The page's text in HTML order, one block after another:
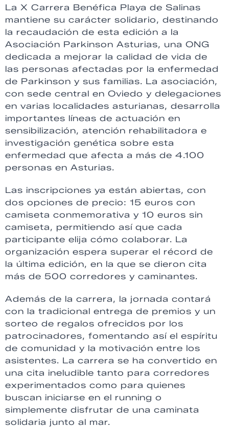
La X Carrera Benéfica Playa de Salinas
mantiene su carácter solidario, destinando
la recaudación de esta edición a la
Asociación Parkinson Asturias, una ONG
dedicada a mejorar la calidad de vida de
las personas afectadas por la enfermedad
de Parkinson y sus familias. La asociación,
con sede central en Oviedo y delegaciones
en varias localidades asturianas, desarrolla
importantes líneas de actuación en
sensibilización, atención rehabilitadora e
investigación genética sobre esta
enfermedad que afecta a más de 4.100
personas en Asturias.
Las inscripciones ya están abiertas, con
dos opciones de precio: 15 euros con
camiseta conmemorativa y 10 euros sin
camiseta, permitiendo así que cada
participante elija cómo colaborar. La
organización espera superar el récord de
la última edición, en la que se dieron cita
más de 500 corredores y caminantes.
Además de la carrera, la jornada contará
con la tradicional entrega de premios y un
sorteo de regalos ofrecidos por los
patrocinadores, fomentando así el espíritu
de comunidad y la motivación entre los
asistentes. La carrera se ha convertido en
una cita ineludible tanto para corredores
experimentados como para quienes
buscan iniciarse en el running o
simplemente disfrutar de una caminata
solidaria junto al mar.